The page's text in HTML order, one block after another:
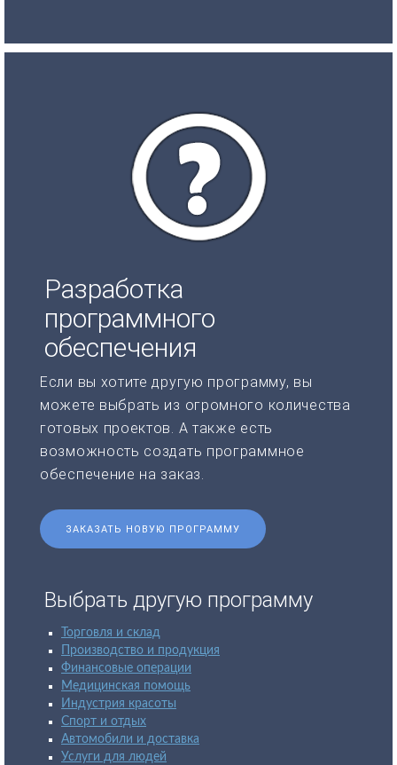
Разработка
программного
обеспечения
Если вы хотите другую программу, вы
можете выбрать из огромного количества
готовых проектов. А также есть
возможность создать программное
обеспечение на заказ.
ЗАКАЗАТЬ НОВУЮ ПРОГРАММУ
Выбрать другую программу
Торговля и склад
Производство и продукция
Финансовые операции
Медицинская помощь
Индустрия красоты
Спорт и отдых
Автомобили и доставка
Услуги для людей